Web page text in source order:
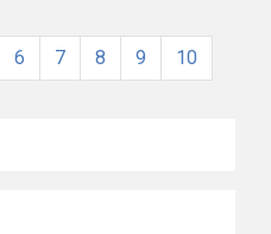
6 7 8 9 10